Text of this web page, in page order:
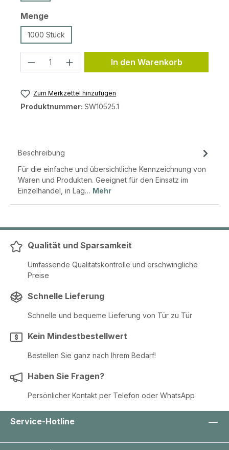
Mengeauswählen
1000 Stück
Produkt Anzahl: Gib den
In den Warenkorb
Zum Merkzettel hinzufügen
Produktnummer: SW10525.1
Beschreibung
Für die einfache und übersichtliche Kennzeichnung von
Waren und Produkten. Geeignet für den Einsatz im
Einzelhandel, in Lag… Mehr
Qualität und Sparsamkeit
Umfassende Qualitätskontrolle und erschwingliche
Preise
Schnelle Lieferung
Schnelle und bequeme Lieferung von Tür zu Tür
Kein Mindestbestellwert
Bestellen Sie ganz nach Ihrem Bedarf!
Haben Sie Fragen?
Persönlicher Kontakt per Telefon oder WhatsApp
Service-Hotline